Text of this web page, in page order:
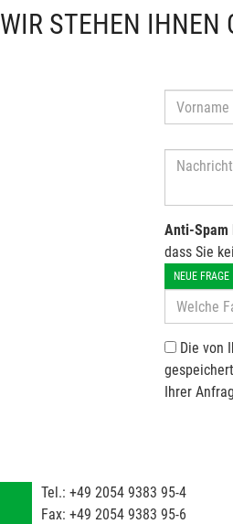
WIR STEHEN IHNEN
Anti-Spam
dass Sie
NEUE FRAGE
Die von
Ihrer
Tel.: +49 2054 9383 95-4
Fax: +49 2054 9383 95-6